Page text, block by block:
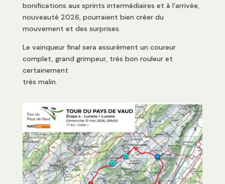
bonifications aux sprints intermédiaires et à l’arrivée,
nouveauté 2026, pourraient bien créer du
mouvement et des surprises.
Le vainqueur final sera assurément un coureur
complet, grand grimpeur, très bon rouleur et
certainement
très malin.